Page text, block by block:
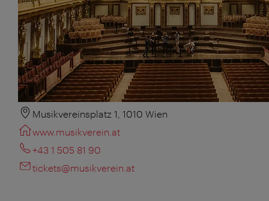
Musikvereinsplatz 1, 1010 Wien
www.musikverein.at
+43 1 505 81 90
tickets@musikverein.at